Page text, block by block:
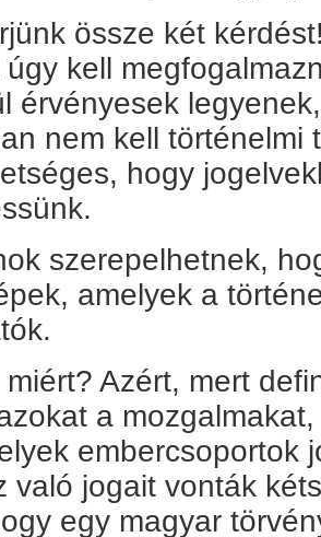
össze két
kell
érvényesek
nem kell történelmi
hogy
szerepelhetnek,
amelyek a
Azért, mert
a
embercsoportok
való jogait vonták
egy magyar